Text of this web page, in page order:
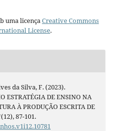
uma licençaCreative Commons
License.
da Silva, F. (2023).
ESTRATÉGIA DE ENSINO NA
À PRODUÇÃO ESCRITA DE
(12), 87-101.